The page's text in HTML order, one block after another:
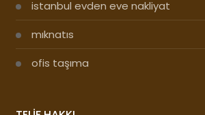
istanbul evden eve nakliyat
mıknatıs
ofis taşıma